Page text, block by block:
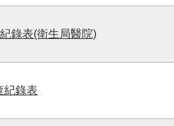
錄表(衛生局醫院)
紀錄表